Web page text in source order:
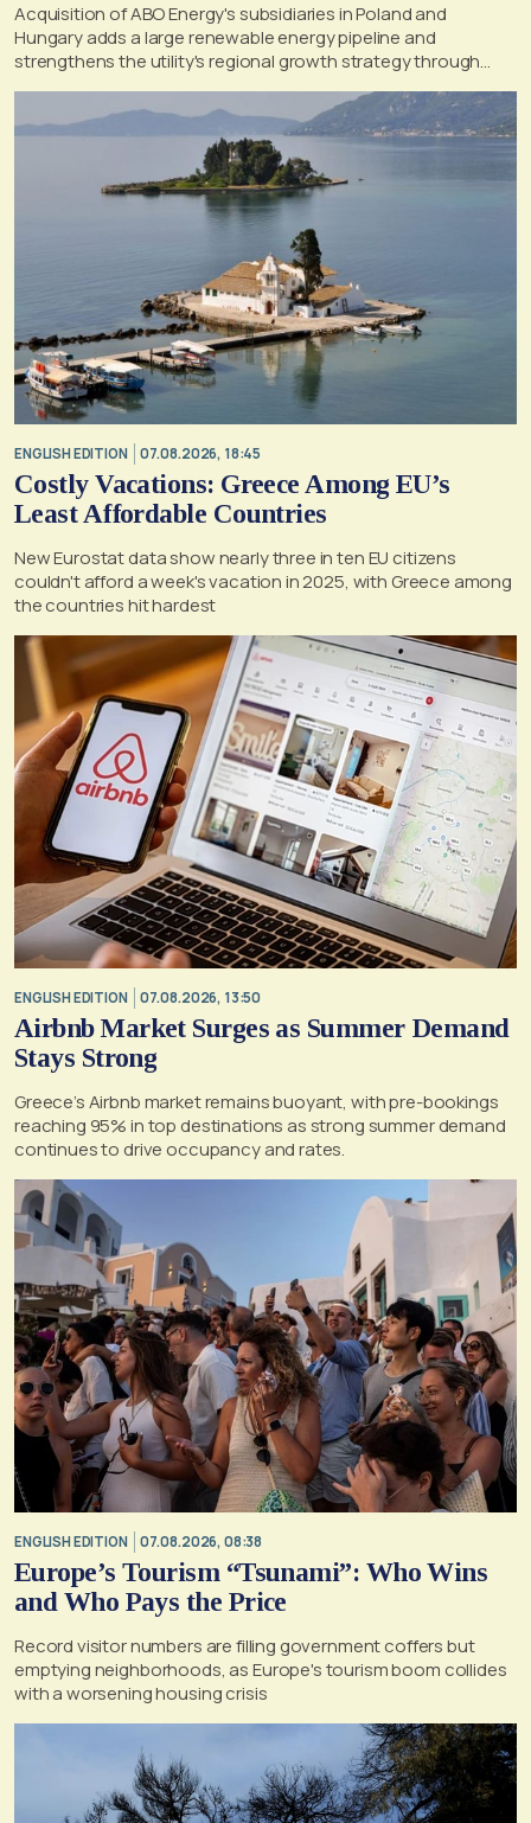
Acquisition of ABO Energy's subsidiaries in Poland and
Hungary adds a large renewable energy pipeline and
strengthens the utility's regional growth strategy through
2030
ENGLISH EDITION 07.08.2026, 18:45
Costly Vacations: Greece Among EU’s
Least Affordable Countries
New Eurostat data show nearly three in ten EU citizens
couldn't afford a week's vacation in 2025, with Greece among
the countries hit hardest
ENGLISH EDITION 07.08.2026, 13:50
Airbnb Market Surges as Summer Demand
Stays Strong
Greece’s Airbnb market remains buoyant, with pre-bookings
reaching 95% in top destinations as strong summer demand
continues to drive occupancy and rates.
ENGLISH EDITION 07.08.2026, 08:38
Europe’s Tourism “Tsunami”: Who Wins
and Who Pays the Price
Record visitor numbers are filling government coffers but
emptying neighborhoods, as Europe's tourism boom collides
with a worsening housing crisis